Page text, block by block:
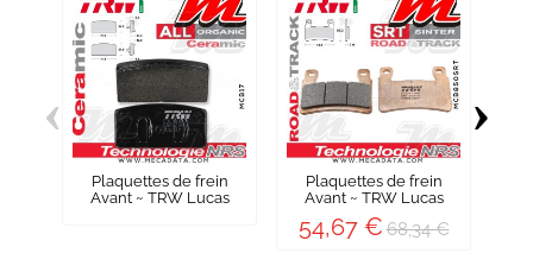
Plaquettes de frein
Avant ~ TRW Lucas
Plaquettes de frein
Avant ~ TRW Lucas
MCB...
54,67 €68,34 €
‹ ›